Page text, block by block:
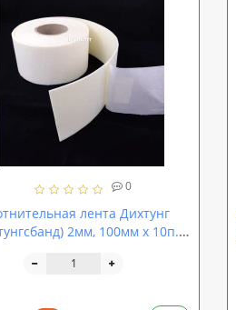
0
лента Дихтунг
2мм, 100мм х 10п.м